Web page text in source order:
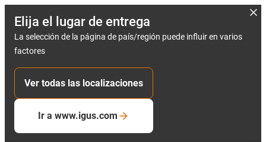
Elija el lugar de entrega
La selección de la página de país/región puede influir en varios
factores
Ver todas las localizaciones
Ir a www.igus.com